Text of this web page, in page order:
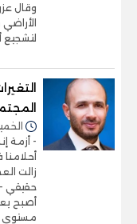
وقال
لتشجيع
الخميس 16/يناير/
- أزمة
زالت
حقيقي -
أصبح
مستوى